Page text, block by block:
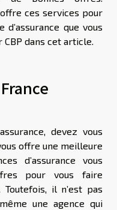
offre ces services pour
que vous
dans cet article.
devez vous
offre une meilleure
d’assurance vous
pour vous faire
il n’est pas
une agence qui